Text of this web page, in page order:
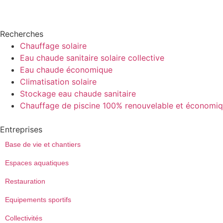
Recherches
Chauffage solaire
Eau chaude sanitaire solaire collective
Eau chaude économique
Climatisation solaire
Stockage eau chaude sanitaire
Chauffage de piscine 100% renouvelable et
Entreprises
Base de vie et chantiers
Espaces aquatiques
Restauration
Equipements sportifs
Collectivités